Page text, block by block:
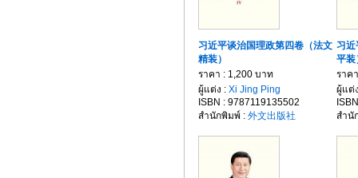
习近平谈治国理政第四卷（法文
精装）
ราคา : 1,200 บาท
ผู้แต่ง : Xi Jing Ping
ISBN : 9787119135502
สำนักพิมพ์ : 外文出版社
习近
平装
ราค
ผู้แต่
สำนั